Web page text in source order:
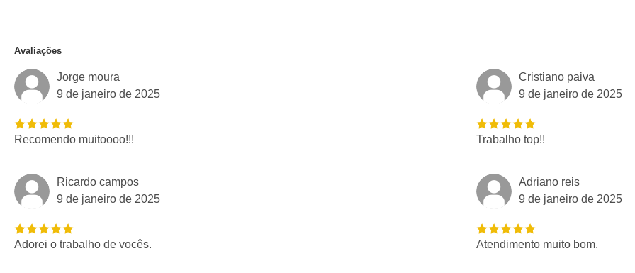
Avaliações
Jorge moura
9 de janeiro de 2025
Recomendo muitoooo!!!
Cristiano paiva
9 de janeiro de 2025
Trabalho top!!
Ricardo campos
9 de janeiro de 2025
Adorei o trabalho de vocês.
Adriano reis
9 de janeiro de 2025
Atendimento muito bom.